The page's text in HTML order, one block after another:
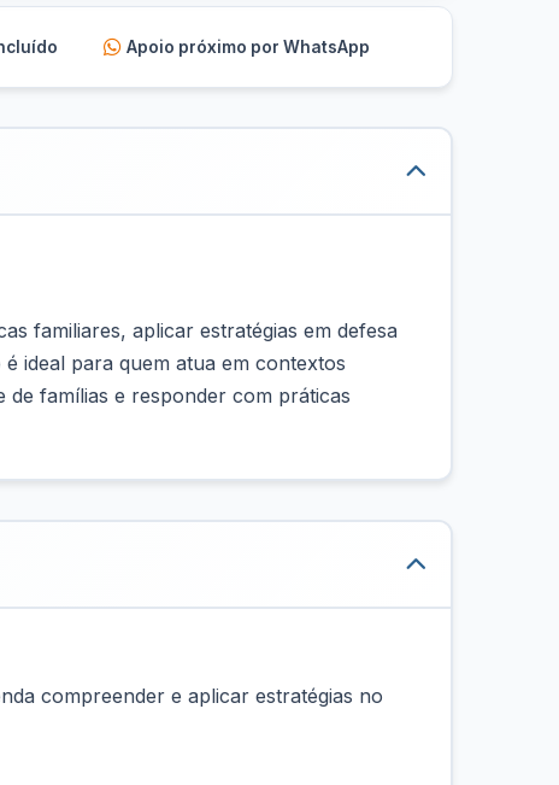
Apoio próximo por WhatsApp
familiares, aplicar estratégias em defesa
ideal para quem atua em contextos
de famílias e responder com práticas
compreender e aplicar estratégias no